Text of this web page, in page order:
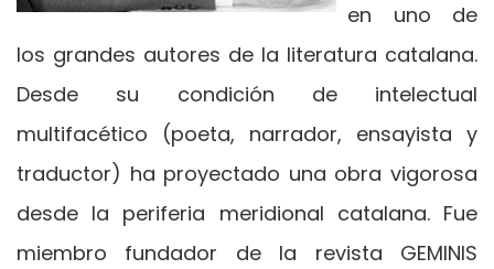
en uno de
los grandes autores de la literatura catalana.
Desde su condición de intelectual
multifacético (poeta, narrador, ensayista y
traductor) ha proyectado una obra vigorosa
desde la periferia meridional catalana. Fue
miembro fundador de la revista GEMINIS